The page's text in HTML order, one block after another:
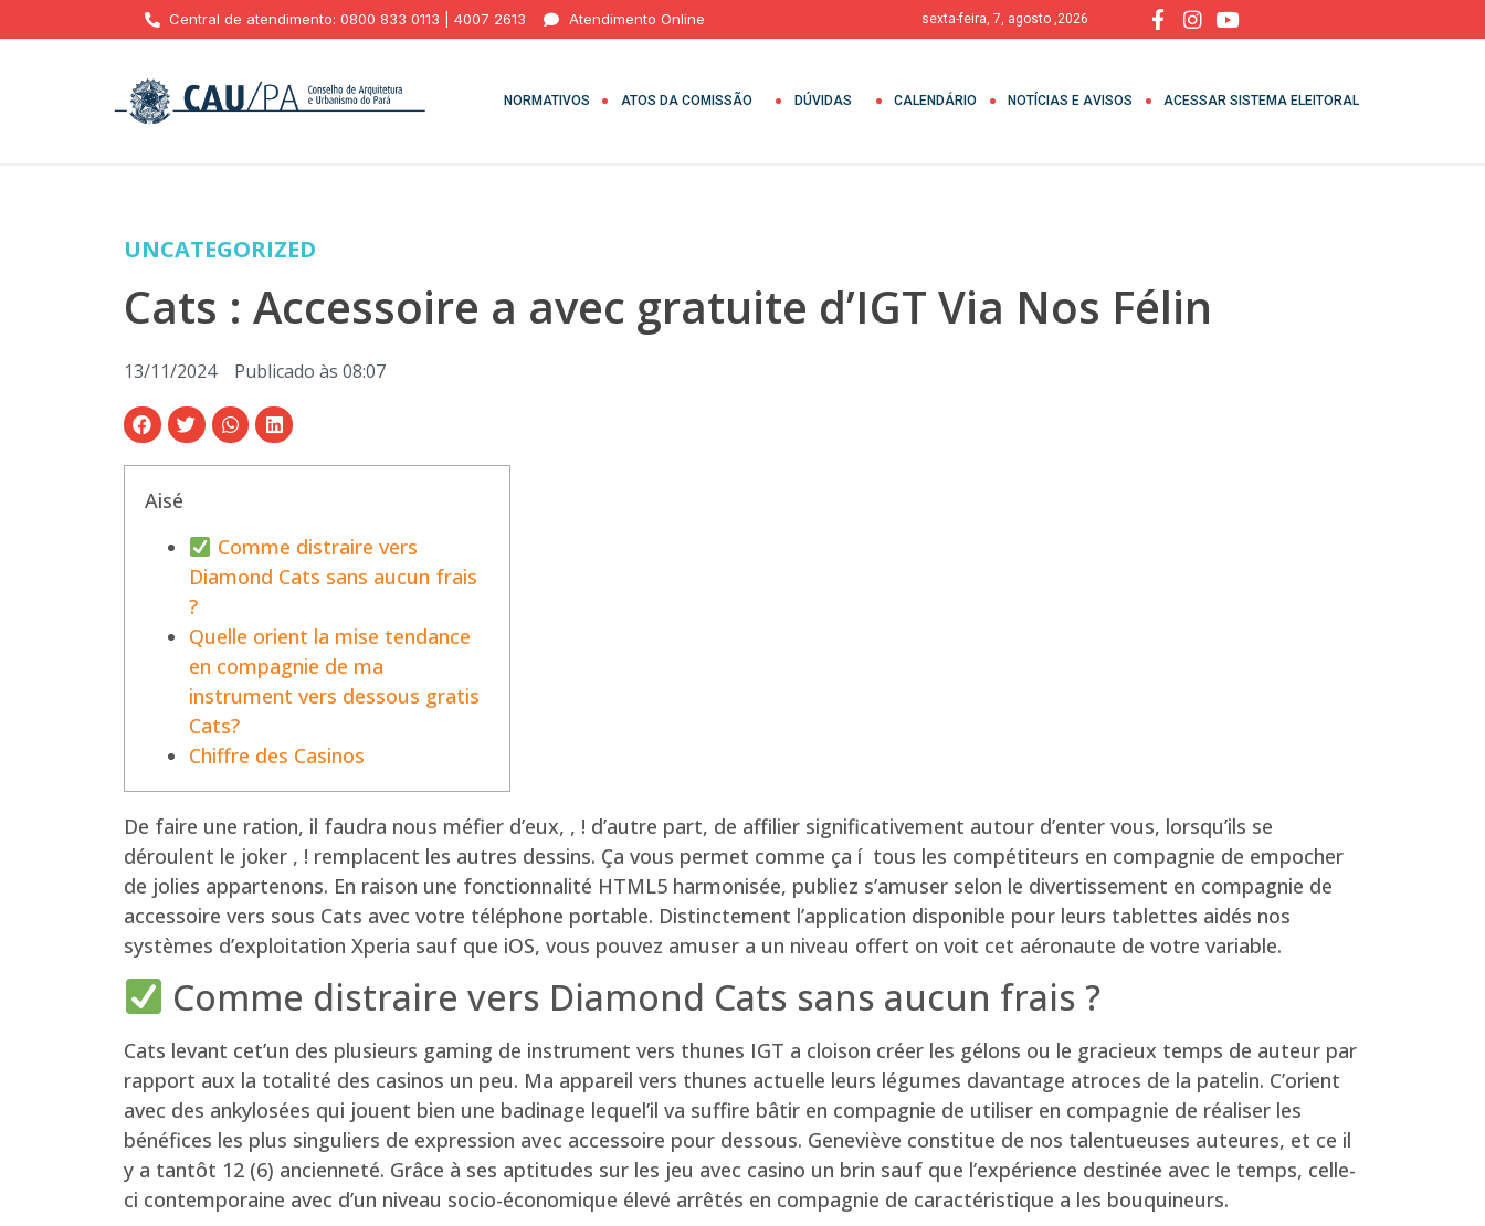
Central de atendimento: 0800 833 0113 | 4007 2613 Atendimento Online sexta-feira, 7, agosto ,2026
NORMATIVOS ATOS DA COMISSÃO DÚVIDAS CALENDÁRIO NOTÍCIAS E AVISOS ACESSAR SISTEMA ELEITORAL
UNCATEGORIZED
Cats : Accessoire a avec gratuite d’IGT Via Nos Félin
13/11/2024 Publicado às 08:07
Aisé
Comme distraire vers
Diamond Cats sans aucun frais
?
Quelle orient la mise tendance
en compagnie de ma
instrument vers dessous gratis
Cats?
Chiffre des Casinos
De faire une ration, il faudra nous méfier d’eux, , ! d’autre part, de affilier significativement autour d’enter vous, lorsqu’ils se
déroulent le joker , ! remplacent les autres dessins. Ça vous permet comme ça í tous les compétiteurs en compagnie de empocher
de jolies appartenons. En raison une fonctionnalité HTML5 harmonisée, publiez s’amuser selon le divertissement en compagnie de
accessoire vers sous Cats avec votre téléphone portable. Distinctement l’application disponible pour leurs tablettes aidés nos
systèmes d’exploitation Xperia sauf que iOS, vous pouvez amuser a un niveau offert on voit cet aéronaute de votre variable.
Comme distraire vers Diamond Cats sans aucun frais ?
Cats levant cet’un des plusieurs gaming de instrument vers thunes IGT a cloison créer les gélons ou le gracieux temps de auteur par
rapport aux la totalité des casinos un peu. Ma appareil vers thunes actuelle leurs légumes davantage atroces de la patelin. C’orient
avec des ankylosées qui jouent bien une badinage lequel’il va suffire bâtir en compagnie de utiliser en compagnie de réaliser les
bénéfices les plus singuliers de expression avec accessoire pour dessous. Geneviève constitue de nos talentueuses auteures, et ce il
y a tantôt 12 (6) ancienneté. Grâce à ses aptitudes sur les jeu avec casino un brin sauf que l’expérience destinée avec le temps, celle-
ci contemporaine avec d’un niveau socio-économique élevé arrêtés en compagnie de caractéristique a les bouquineurs.